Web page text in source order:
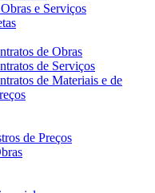
e Serviços
de Obras
de Serviços
de Materiais e de
de Preços